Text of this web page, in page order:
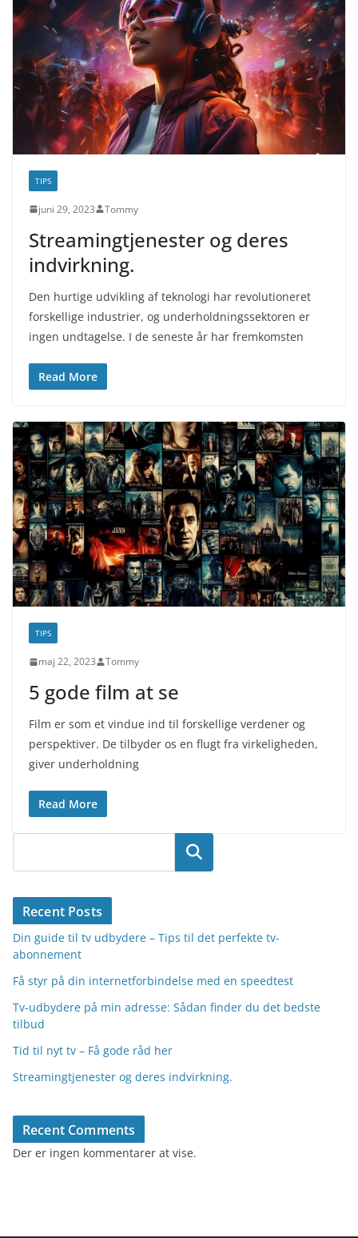
TIPS
juni 29, 2023 Tommy
Streamingtjenester og deres
indvirkning.
Den hurtige udvikling af teknologi har revolutioneret
forskellige industrier, og underholdningssektoren er
ingen undtagelse. I de seneste år har fremkomsten
Read More
TIPS
maj 22, 2023 Tommy
5 gode film at se
Film er som et vindue ind til forskellige verdener og
perspektiver. De tilbyder os en flugt fra virkeligheden,
giver underholdning
Read More
Søg
Recent Posts
Din guide til tv udbydere – Tips til det perfekte tv-
abonnement
Få styr på din internetforbindelse med en speedtest
Tv-udbydere på min adresse: Sådan finder du det bedste
tilbud
Tid til nyt tv – Få gode råd her
Streamingtjenester og deres indvirkning.
Recent Comments
Der er ingen kommentarer at vise.